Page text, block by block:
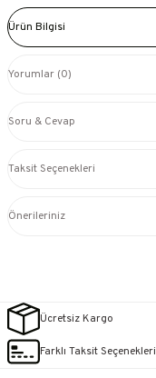
Ürün Bilgisi
Yorumlar (0)
Soru & Cevap
Taksit Seçenekleri
Önerileriniz
Ücretsiz Kargo
Farklı Taksit Seçenekleri